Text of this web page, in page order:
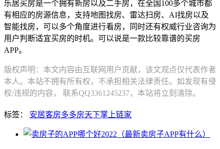
乐居买房是一个拥有新房以及二手房，在全国100多个城市都
有相应的房源信息，支持地图找房、雷达扫房、AI找房以及
智能找房，可以多个角度进行看房，同时还有权威行业咨询为
用户判断适宜买房的时机。可以说是一款比较靠谱的买房
APP。
版权声明：本文内容由互联网用户贡献，该文观点仅代表作者
本人。本站不拥有所有权，不承担相关法律责任。如发现有侵
权/违规的内容， 联系QQ3361245237，本站将立刻清除。
标签： 安居客房多多房天下掌上链家